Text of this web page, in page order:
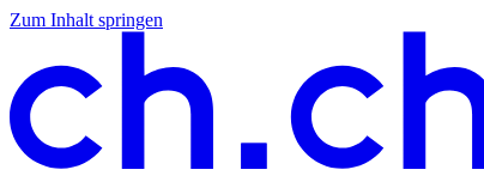
Zum Inhalt springen
Zum
springen
Zur
springen
Zur
springen
Zur
springen